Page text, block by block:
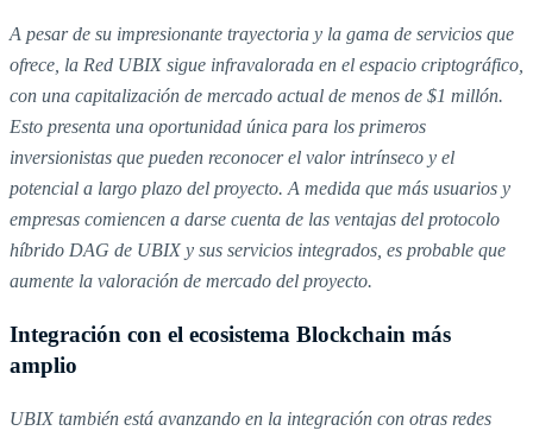
A pesar de su impresionante trayectoria y la gama de servicios que
ofrece, la Red UBIX sigue infravalorada en el espacio criptográfico,
con una capitalización de mercado actual de menos de $1 millón.
Esto presenta una oportunidad única para los primeros
inversionistas que pueden reconocer el valor intrínseco y el
potencial a largo plazo del proyecto. A medida que más usuarios y
empresas comiencen a darse cuenta de las ventajas del protocolo
híbrido DAG de UBIX y sus servicios integrados, es probable que
aumente la valoración de mercado del proyecto.
Integración con el ecosistema Blockchain más
amplio
UBIX también está avanzando en la integración con otras redes